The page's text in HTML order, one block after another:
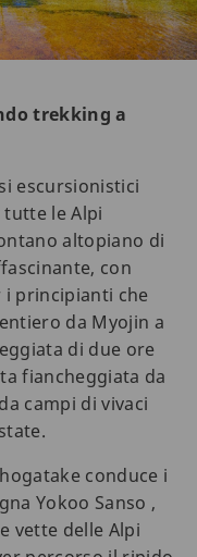
trekking a
escursionistici
le Alpi
altopiano di
con
i principianti che
da Myojin a
di due ore
fiancheggiata da
campi di vivaci
conduce i
Yokoo Sanso ,
vette delle Alpi